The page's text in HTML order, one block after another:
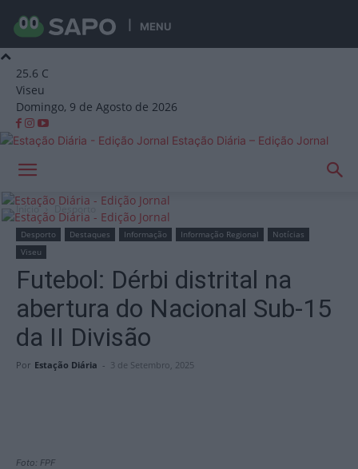
MENU
25.6 C
Viseu
Domingo, 9 de Agosto de 2026
Estação Diária – Edição Jornal
Início Desporto
Desporto Destaques Informação Informação Regional
Notícias
Viseu
Futebol: Dérbi distrital na
abertura do Nacional Sub-15
da II Divisão
Por Estação Diária - 3 de Setembro, 2025
Foto: FPF